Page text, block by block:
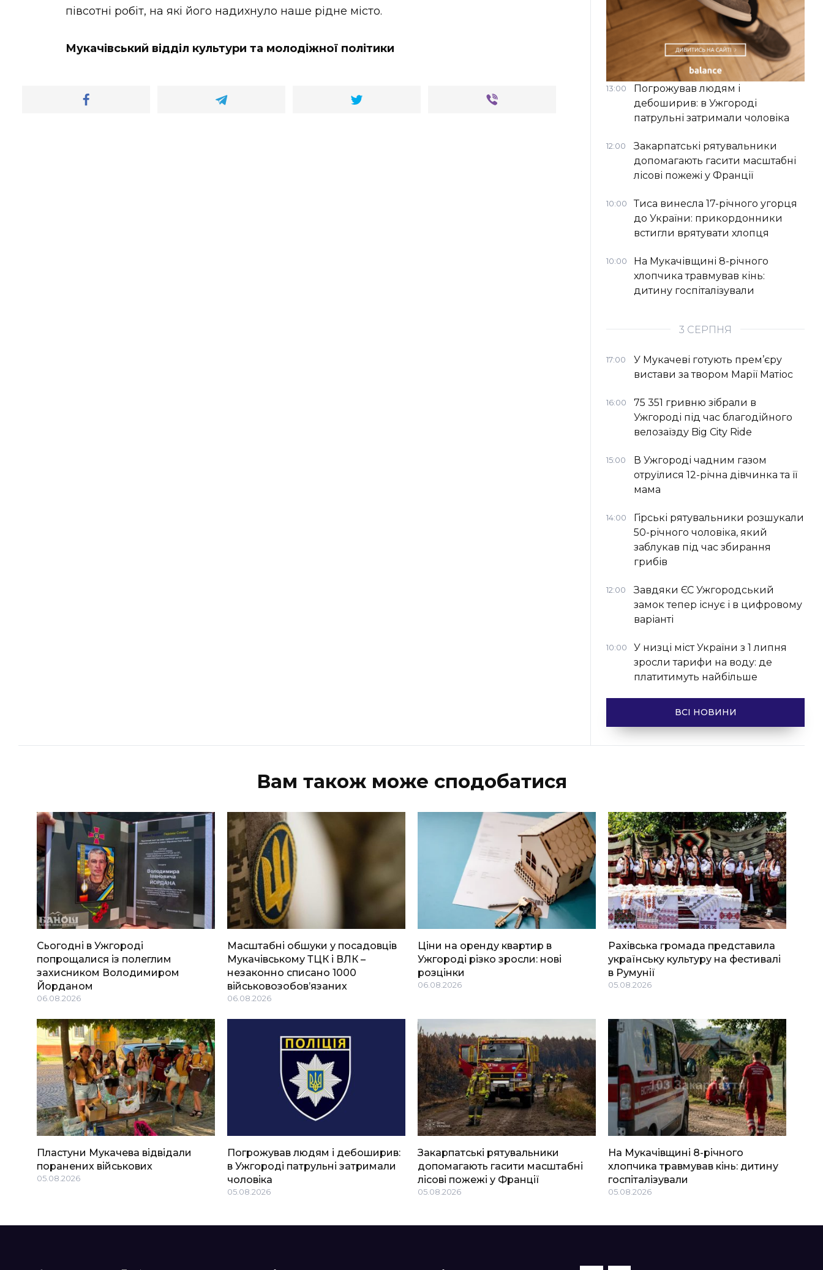
півсотні робіт, на які його надихнуло наше рідне місто.
Мукачівський відділ культури та молодіжної політики
13:00
Погрожував людям і
дебоширив: в Ужгороді
патрульні затримали чоловіка
12:00
Закарпатські рятувальники
допомагають гасити масштабні
лісові пожежі у Франції
10:00
Тиса винесла 17-річного угорця
до України: прикордонники
встигли врятувати хлопця
10:00
На Мукачівщині 8-річного
хлопчика травмував кінь:
дитину госпіталізували
3 СЕРПНЯ
17:00
У Мукачеві готують прем’єру
вистави за твором Марії Матіос
16:00
75 351 гривню зібрали в
Ужгороді під час благодійного
велозаїзду Big Сity Ride
15:00
В Ужгороді чадним газом
отруїлися 12-річна дівчинка та її
мама
14:00
Гірські рятувальники розшукали
50-річного чоловіка, який
заблукав під час збирання
грибів
12:00
Завдяки ЄС Ужгородський
замок тепер існує і в цифровому
варіанті
10:00
У низці міст України з 1 липня
зросли тарифи на воду: де
платитимуть найбільше
ВСІ НОВИНИ
Вам також може сподобатися
Сьогодні в Ужгороді
попрощалися із полеглим
захисником Володимиром
Йорданом
06.08.2026
Масштабні обшуки у посадовців
Мукачівському ТЦК і ВЛК –
незаконно списано 1000
військовозобов’язаних
06.08.2026
Ціни на оренду квартир в
Ужгороді різко зросли: нові
розцінки
06.08.2026
Рахівська громада представила
українську культуру на фестивалі
в Румунії
05.08.2026
Пластуни Мукачева відвідали
поранених військових
05.08.2026
Погрожував людям і дебоширив:
в Ужгороді патрульні затримали
чоловіка
05.08.2026
Закарпатські рятувальники
допомагають гасити масштабні
лісові пожежі у Франції
05.08.2026
На Мукачівщині 8-річного
хлопчика травмував кінь: дитину
госпіталізували
05.08.2026